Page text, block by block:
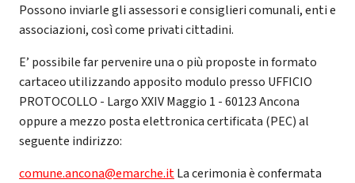
Possono inviarle gli assessori e consiglieri comunali, enti e
associazioni, così come privati cittadini.
E’ possibile far pervenire una o più proposte in formato
cartaceo utilizzando apposito modulo presso UFFICIO
PROTOCOLLO - Largo XXIV Maggio 1 - 60123 Ancona
oppure a mezzo posta elettronica certificata (PEC) al
seguente indirizzo:
comune.ancona@emarche.itLa cerimonia è confermata